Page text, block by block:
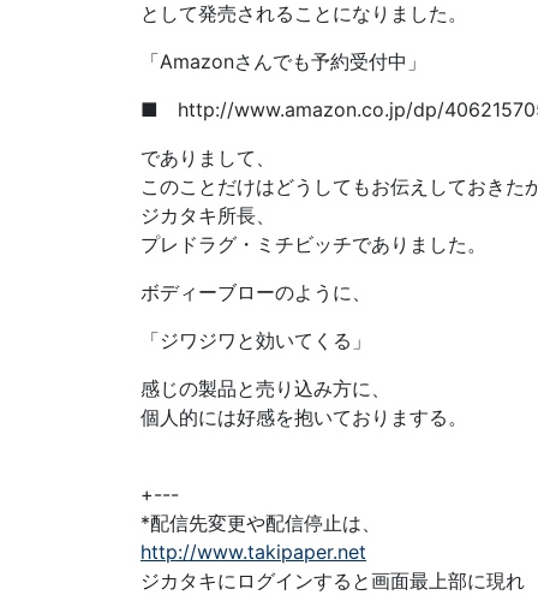
として発売されることになりました。
「Amazonさんでも予約受付中」
■ http://www.amazon.co.jp/dp/
でありまして、
このことだけはどうしてもお伝えしておきた
ジカタキ所長、
プレドラグ・ミチビッチでありました。
ボディーブローのように、
「ジワジワと効いてくる」
感じの製品と売り込み方に、
個人的には好感を抱いておりまする。
+---
*配信先変更や配信停止は、
http://www.takipaper.net
ジカタキにログインすると画面最上部に現れ